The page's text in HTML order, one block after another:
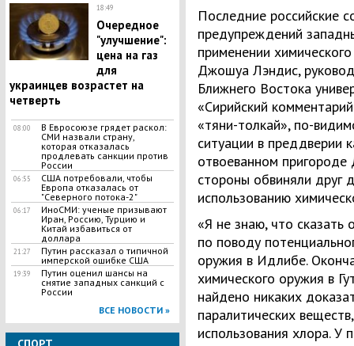
18:49
​Очередное
"улучшение":
цена на газ
для
украинцев возрастет на
четверть
08:00
В Евросоюзе грядет раскол:
СМИ назвали страну,
которая отказалась
продлевать санкции против
России
06:55
США потребовали, чтобы
Европа отказалась от
"Северного потока-2"
06:17
ИноСМИ: ученые призывают
Иран, Россию, Турцию и
Китай избавиться от
доллара
21:27
Путин рассказал о типичной
имперской ошибке США
19:39
Путин оценил шансы на
снятие западных санкций с
России
ВСЕ НОВОСТИ »
Последние российские
предупреждений
применении
Джошуа Лэндис,
Ближнего Востока
«Сирийский
«тяни-толкай», по-
ситуации в преддверии
отвоеванном
стороны обвиняли друг
использованию
«Я не знаю, что
по поводу
оружия в Идлибе.
химического оружия в
найдено никаких
паралитических
использования хлора. У